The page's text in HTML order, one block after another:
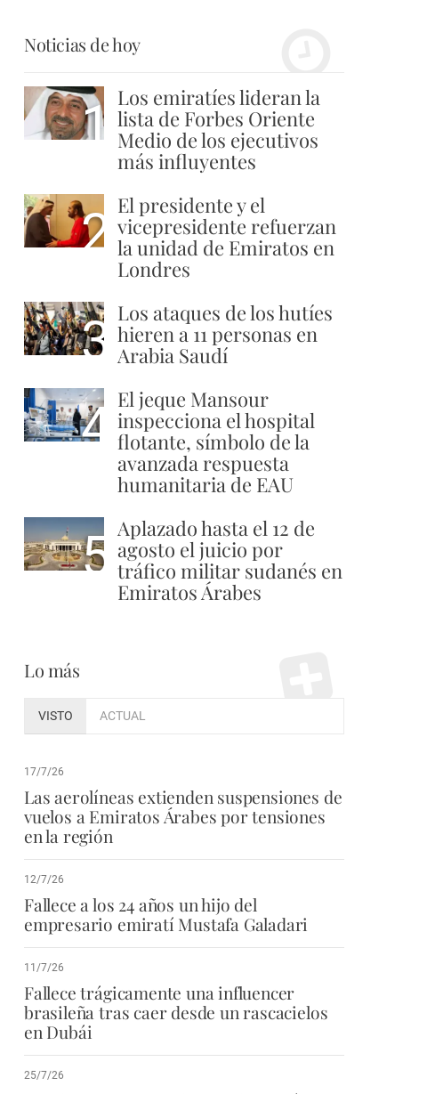
Noticias de hoy
1 Los emiratíes lideran la
lista de Forbes Oriente
Medio de los ejecutivos
más influyentes
2 El presidente y el
vicepresidente refuerzan
la unidad de Emiratos en
Londres
3 Los ataques de los hutíes
hieren a 11 personas en
Arabia Saudí
4 El jeque Mansour
inspecciona el hospital
flotante, símbolo de la
avanzada respuesta
humanitaria de EAU
5 Aplazado hasta el 12 de
agosto el juicio por
tráfico militar sudanés en
Emiratos Árabes
Lo más
VISTO ACTUAL
17/7/26
Las aerolíneas extienden suspensiones de
vuelos a Emiratos Árabes por tensiones
en la región
12/7/26
Fallece a los 24 años un hijo del
empresario emiratí Mustafa Galadari
11/7/26
Fallece trágicamente una influencer
brasileña tras caer desde un rascacielos
en Dubái
25/7/26